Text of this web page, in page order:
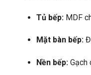
Tủ bếp:MDF
Mặt bàn bếp:
Nền bếp:Gạch